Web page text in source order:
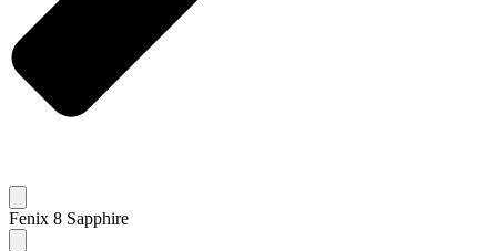
Fenix 8 Sapphire